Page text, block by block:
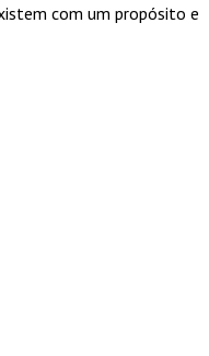
com um propósito e